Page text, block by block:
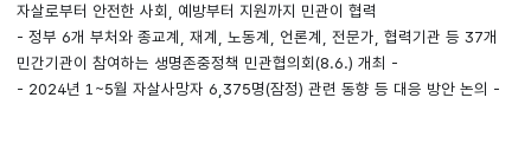
자살로부터 안전한 사회, 예방부터 지원까지 민관이 협력
- 정부 6개 부처와 종교계, 재계, 노동계, 언론계, 전문가, 협력기관 등 37개
민간기관이 참여하는 생명존중정책 민관협의회(8.6.) 개최 -
- 2024년 1~5월 자살사망자 6,375명(잠정) 관련 동향 등 대응 방안 논의 -